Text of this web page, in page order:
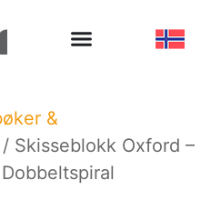
&
/ Skisseblokk Oxford –